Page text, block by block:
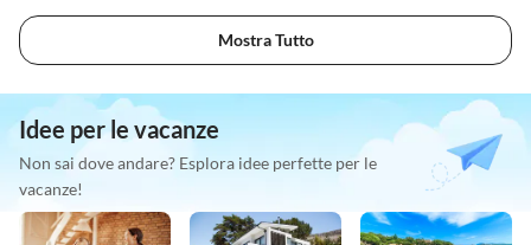
Mostra Tutto
Idee per le vacanze
Non sai dove andare? Esplora idee perfette per le
vacanze!